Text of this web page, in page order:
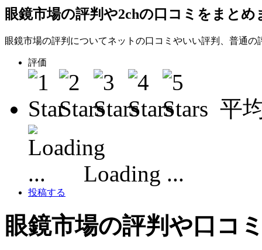
眼鏡市場の評判や2chの口コミをまとめ
眼鏡市場の評判についてネットの口コミやいい評判、普通
評価
平
Loading ...
投稿する
眼鏡市場の評判や口コ